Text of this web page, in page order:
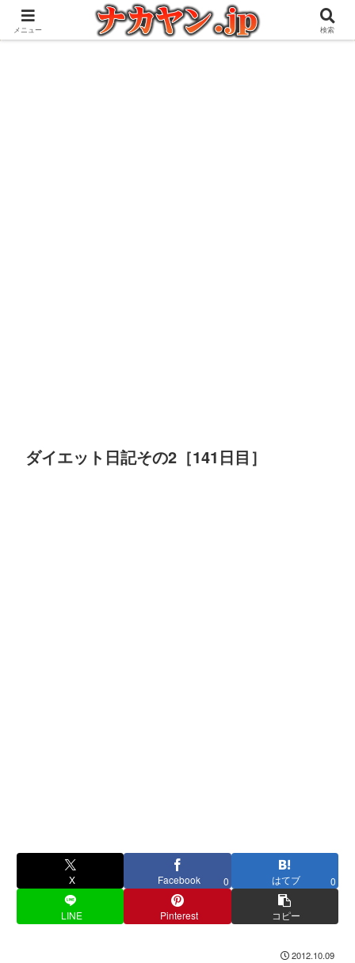
アウトドアとガジェット好きな管理人の愉快な日々を綴るブログ
ダイエット日記その2［141日目］
X Facebook 0 はてブ 0
LINE Pinterest コピー
2012.10.09
メニュー 検索